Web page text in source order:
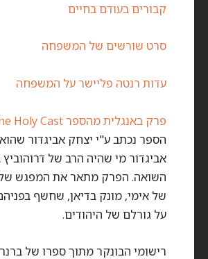
קבורים בעודם בחיים
סרט שורשים של המשפחה
עדות רנטה פליישר על המשפחה
פרק באנגלית מהספר One of The Holy Cast
הספר נכתב ע"י יצחק אביגדור
אביגדור מי שהיה הרב של
השואה. הפרק מתאר את המפגש
של אימי, מונק בדיאן, שחשף
על גורלם של היהודים.
רישומי הבונקר מתוך ספרו של